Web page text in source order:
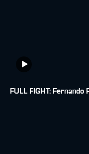
FULL FIGHT: